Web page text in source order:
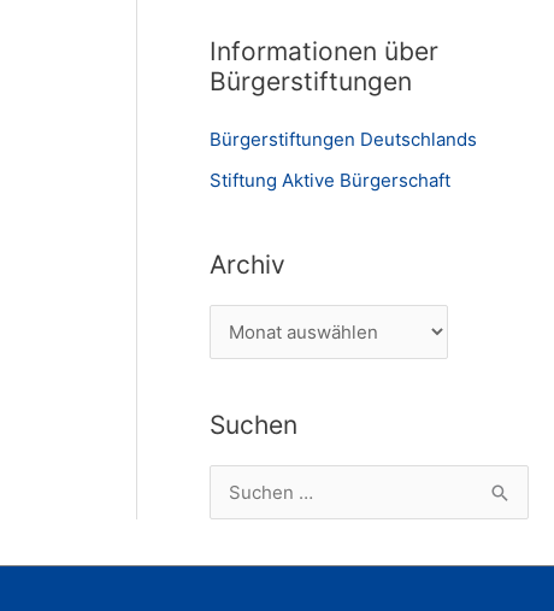
Informationen über
Bürgerstiftungen
Bürgerstiftungen Deutschlands
Stiftung Aktive Bürgerschaft
Archiv
r
h
i
Suchen
u